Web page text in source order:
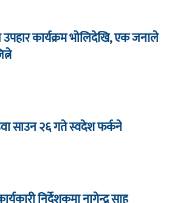
उपहार कार्यक्रम भाेलिदेखि, एक जनाले
साउन २६ गते स्वदेश फर्कने